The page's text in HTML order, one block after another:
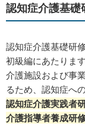
認知症介護基礎
認知症介護基礎研
初級編にあたります
介護施設および事
るため、認知症へ
認知症介護実践者
介護指導者養成研